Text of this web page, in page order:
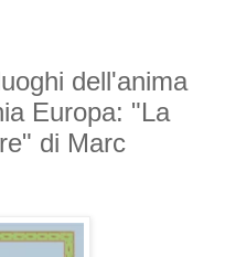
dell'anima
Europa: "La
di Marc